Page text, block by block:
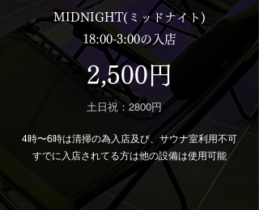
MIDNIGHT(ミッドナイト)
18:00-3:00の入店
2,500円
土日祝：2800円
4時〜6時は清掃の為入店及び、サウナ室利用不可
すでに入店されてる方は他の設備は使用可能
入店までの流れはこちら